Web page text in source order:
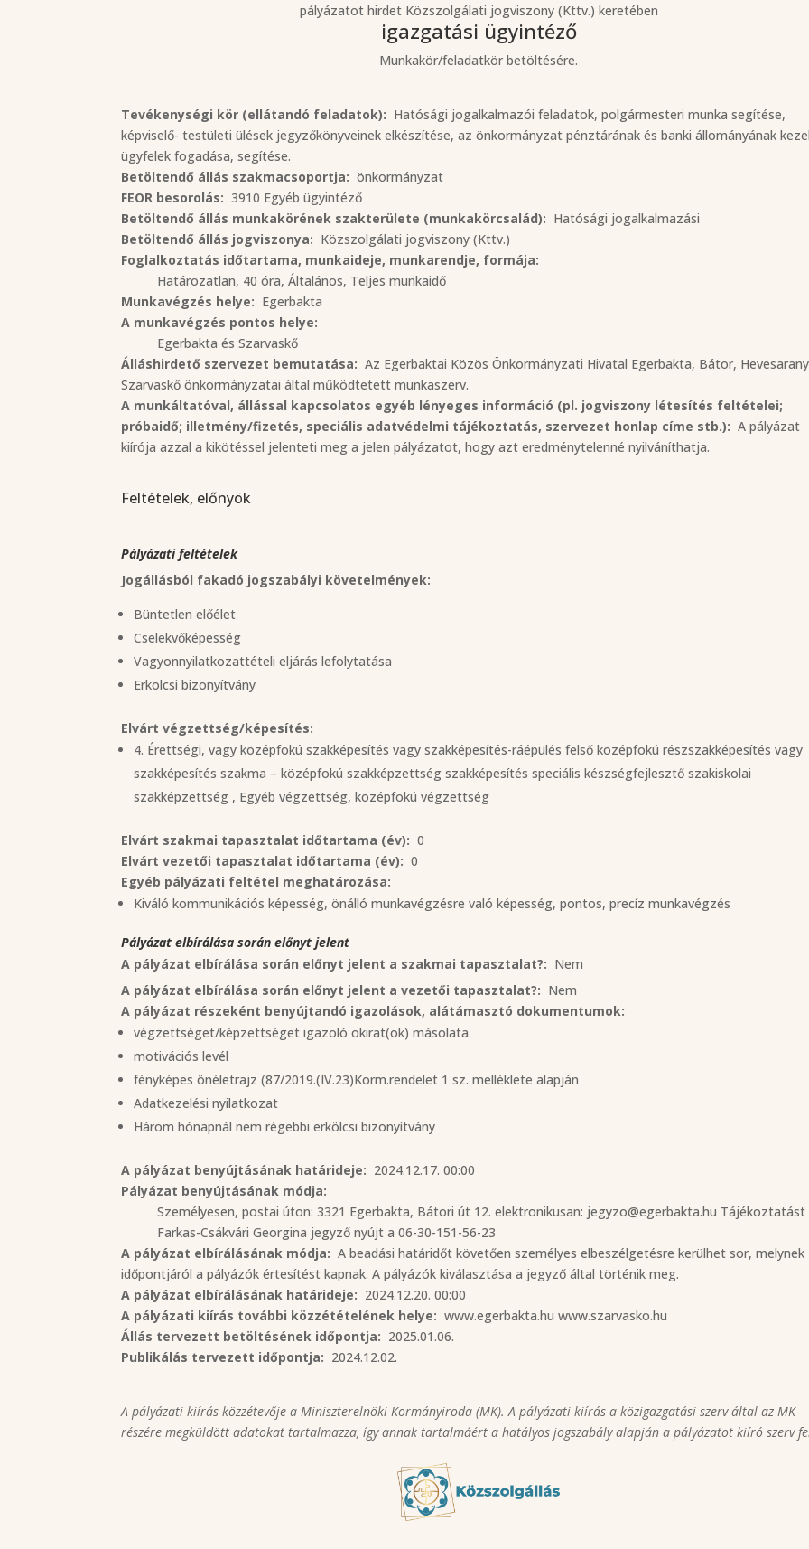
pályázatot hirdet Közszolgálati jogviszony (Kttv.) keretében
igazgatási ügyintéző
Munkakör/feladatkör betöltésére.
Tevékenységi kör (ellátandó feladatok): Hatósági jogalkalmazói feladatok, polgármesteri munka segítése,
képviselő- testületi ülések jegyzőkönyveinek elkészítése, az önkormányzat pénztárának és banki állományának
ügyfelek fogadása, segítése.
Betöltendő állás szakmacsoportja: önkormányzat
FEOR besorolás: 3910 Egyéb ügyintéző
Betöltendő állás munkakörének szakterülete (munkakörcsalád): Hatósági jogalkalmazási
Betöltendő állás jogviszonya: Közszolgálati jogviszony (Kttv.)
Foglalkoztatás időtartama, munkaideje, munkarendje, formája:
Határozatlan, 40 óra, Általános, Teljes munkaidő
Munkavégzés helye: Egerbakta
A munkavégzés pontos helye:
Egerbakta és Szarvaskő
Álláshirdető szervezet bemutatása: Az Egerbaktai Közös Önkormányzati Hivatal Egerbakta, Bátor,
Szarvaskő önkormányzatai által működtetett munkaszerv.
A munkáltatóval, állással kapcsolatos egyéb lényeges információ (pl. jogviszony létesítés feltételei;
próbaidő; illetmény/fizetés, speciális adatvédelmi tájékoztatás, szervezet honlap címe stb.): A pályázat
kiírója azzal a kikötéssel jelenteti meg a jelen pályázatot, hogy azt eredménytelenné nyilváníthatja.
Feltételek, előnyök
Pályázati feltételek
Jogállásból fakadó jogszabályi követelmények:
Büntetlen előélet
Cselekvőképesség
Vagyonnyilatkozattételi eljárás lefolytatása
Erkölcsi bizonyítvány
Elvárt végzettség/képesítés:
4. Érettségi, vagy középfokú szakképesítés vagy szakképesítés-ráépülés felső középfokú részszakképesítés vagy
szakképesítés szakma – középfokú szakképzettség szakképesítés speciális készségfejlesztő szakiskolai
szakképzettség , Egyéb végzettség, középfokú végzettség
Elvárt szakmai tapasztalat időtartama (év): 0
Elvárt vezetői tapasztalat időtartama (év): 0
Egyéb pályázati feltétel meghatározása:
Kiváló kommunikációs képesség, önálló munkavégzésre való képesség, pontos, precíz munkavégzés
Pályázat elbírálása során előnyt jelent
A pályázat elbírálása során előnyt jelent a szakmai tapasztalat?: Nem
A pályázat elbírálása során előnyt jelent a vezetői tapasztalat?: Nem
A pályázat részeként benyújtandó igazolások, alátámasztó dokumentumok:
végzettséget/képzettséget igazoló okirat(ok) másolata
motivációs levél
fényképes önéletrajz (87/2019.(IV.23)Korm.rendelet 1 sz. melléklete alapján
Adatkezelési nyilatkozat
Három hónapnál nem régebbi erkölcsi bizonyítvány
A pályázat benyújtásának határideje: 2024.12.17. 00:00
Pályázat benyújtásának módja:
Személyesen, postai úton: 3321 Egerbakta, Bátori út 12. elektronikusan: jegyzo@egerbakta.hu Tájékoztatást
Farkas-Csákvári Georgina jegyző nyújt a 06-30-151-56-23
A pályázat elbírálásának módja: A beadási határidőt követően személyes elbeszélgetésre kerülhet sor, melynek
időpontjáról a pályázók értesítést kapnak. A pályázók kiválasztása a jegyző által történik meg.
A pályázat elbírálásának határideje: 2024.12.20. 00:00
A pályázati kiírás további közzétételének helye: www.egerbakta.hu www.szarvasko.hu
Állás tervezett betöltésének időpontja: 2025.01.06.
Publikálás tervezett időpontja: 2024.12.02.
A pályázati kiírás közzétevője a Miniszterelnöki Kormányiroda (MK). A pályázati kiírás a közigazgatási szerv által az MK
részére megküldött adatokat tartalmazza, így annak tartalmáért a hatályos jogszabály alapján a pályázatot kiíró szerv